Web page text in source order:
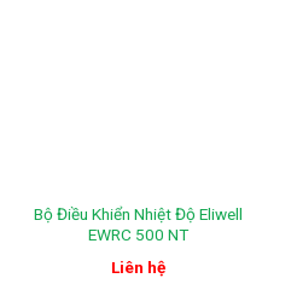
Bộ Điều Khiển Nhiệt Độ Eliwell
EWRC 500 NT
Liên hệ